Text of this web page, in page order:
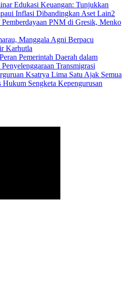
Edukasi Keuangan: Tunjukkan
Inflasi Dibandingkan Aset Lain2
PNM di Gresik, Menko
Manggala Agni Berpacu
Karhutla
Pemerintah Daerah dalam
Transmigrasi
Ksatrya Lima Satu Ajak Semua
Hukum Sengketa Kepengurusan